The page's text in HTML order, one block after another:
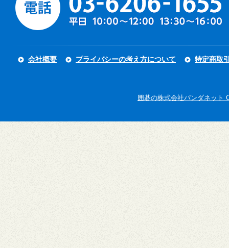
会社概要 プライバシーの考え方について 特定商取
囲碁の株式会社パンダネット